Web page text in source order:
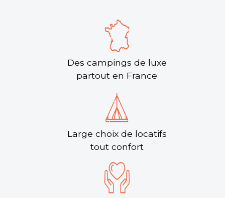
Des campings de luxe
partout en France
Large choix de locatifs
tout confort